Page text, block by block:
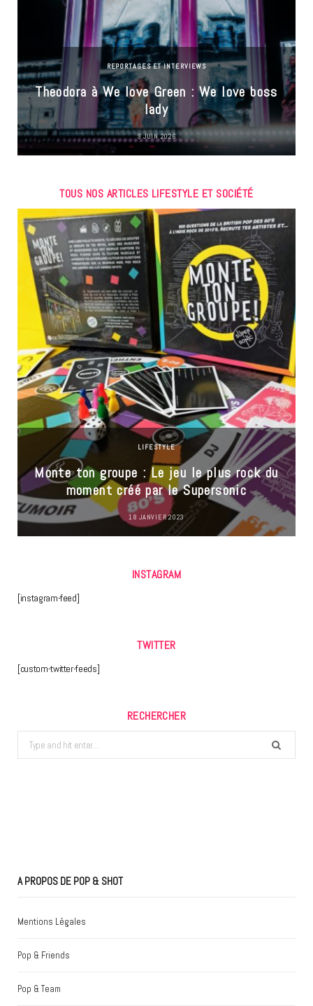
REPORTAGES ET INTERVIEWS
Theodora à We love Green : We love boss
lady
9 JUIN 2026
TOUS NOS ARTICLES LIFESTYLE ET SOCIÉTÉ
LIFESTYLE
Monte ton groupe : Le jeu le plus rock du
moment créé par le Supersonic
18 JANVIER 2023
INSTAGRAM
[instagram-feed]
TWITTER
[custom-twitter-feeds]
RECHERCHER
Search
for:
A PROPOS DE POP & SHOT
Mentions Légales
Pop & Friends
Pop & Team